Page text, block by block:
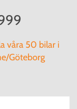
våra 50 bilar i
Göteborg